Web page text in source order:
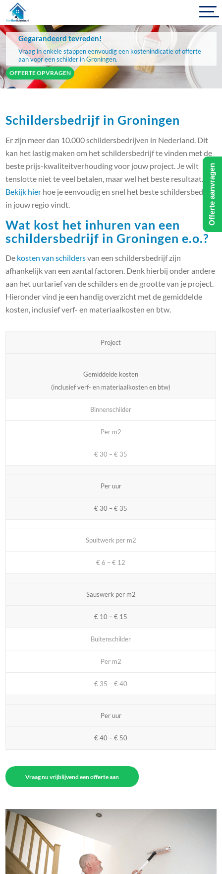
Gegarandeerd tevreden!
Vraag in enkele stappen eenvoudig een kostenindicatie of offerte
aan voor een schilder in Groningen.
OFFERTE OPVRAGEN
Schildersbedrijf in Groningen
Er zijn meer dan 10.000 schildersbedrijven in Nederland. Dit
kan het lastig maken om het schildersbedrijf te vinden met de
beste prijs-kwaliteitverhouding voor jouw project. Je wilt
tenslotte niet te veel betalen, maar wel het beste resultaat.
Bekijk hier hoe je eenvoudig en snel het beste schildersbedrijf
in jouw regio vindt.
Wat kost het inhuren van een
schildersbedrijf in Groningen e.o.?
De kosten van schildersvan een schildersbedrijf zijn
afhankelijk van een aantal factoren. Denk hierbij onder andere
aan het uurtarief van de schilders en de grootte van je project.
Hieronder vind je een handig overzicht met de gemiddelde
kosten, inclusief verf- en materiaalkosten en btw.
Project
Gemiddelde kosten
(inclusief verf- en materiaalkosten en btw)
Binnenschilder
Per m2
€ 30 – € 35
Per uur
€ 30 – € 35
Spuitwerk per m2
€ 6 – € 12
Sauswerk per m2
€ 10 – € 15
Buitenschilder
Per m2
€ 35 – € 40
Per uur
€ 40 – € 50
Vraag nu vrijblijvend een offerte aan
Offerte aanvragen